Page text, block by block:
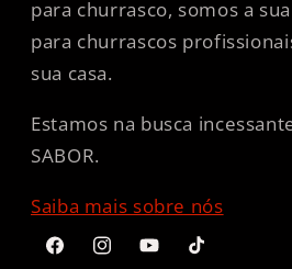
para churrasco, somos a
para churrascos
sua casa.
Estamos na busca
SABOR.
Saiba mais sobre nós
FacebookInstagramYouTubeTikTok